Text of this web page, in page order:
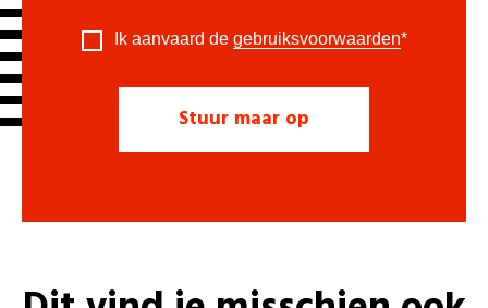
Ik aanvaard de gebruiksvoorwaarden*